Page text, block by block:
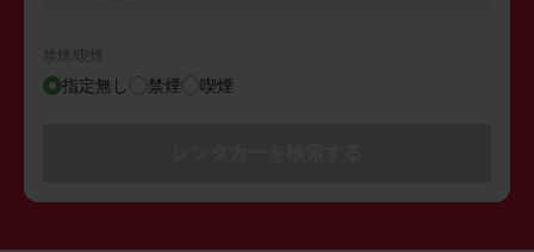
禁煙/喫煙
指定無し 禁煙 喫煙